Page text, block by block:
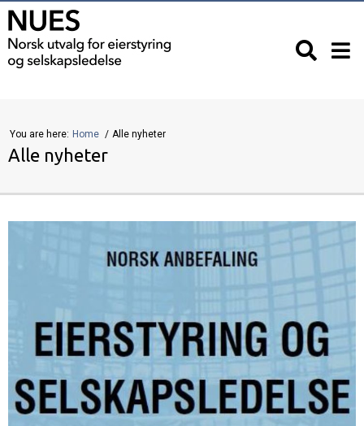
You are here: Home Alle nyheter
Alle nyheter